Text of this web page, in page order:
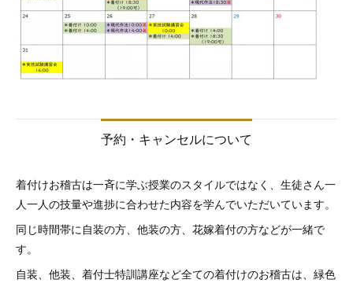
予約・キャンセルについて
着付けお稽古は一斉に学ぶ授業のスタイルではなく、生徒さん一
人一人の技量や進捗に合わせた内容を学んでいただいています。
同じ時間帯に自装の方、他装の方、花嫁着付の方などが一緒で
す。
自装、他装、着付士特訓講座など全ての着付けのお稽古は、緑色